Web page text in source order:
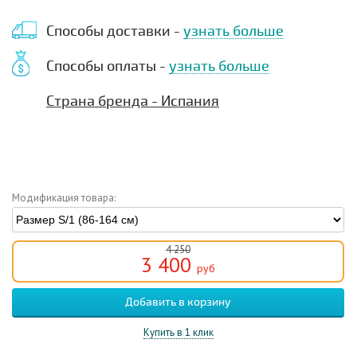
Способы доставки - узнать больше
Способы оплаты - узнать больше
Страна бренда - Испания
Модификация товара:
4 250
3 400 руб
Купить в 1 клик